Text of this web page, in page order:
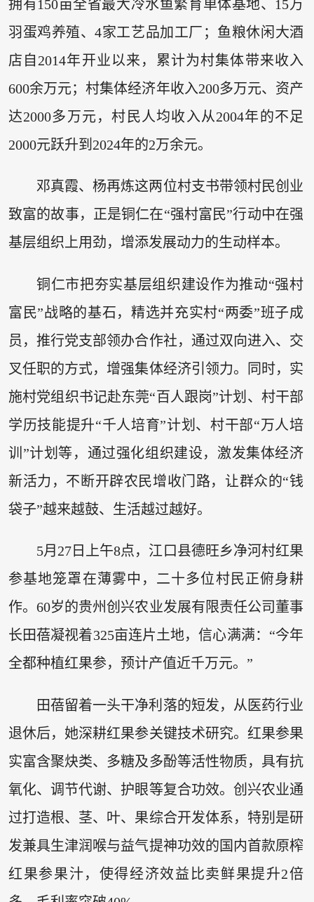
拥有150亩全省最大冷水鱼繁育单体基地、15万
羽蛋鸡养殖、4家工艺品加工厂；鱼粮休闲大酒
店自2014年开业以来，累计为村集体带来收入
600余万元；村集体经济年收入200多万元、资产
达2000多万元，村民人均收入从2004年的不足
2000元跃升到2024年的2万余元。
邓真霞、杨再炼这两位村支书带领村民创业
致富的故事，正是铜仁在“强村富民”行动中在强
基层组织上用劲，增添发展动力的生动样本。
铜仁市把夯实基层组织建设作为推动“强村
富民”战略的基石，精选并充实村“两委”班子成
员，推行党支部领办合作社，通过双向进入、交
叉任职的方式，增强集体经济引领力。同时，实
施村党组织书记赴东莞“百人跟岗”计划、村干部
学历技能提升“千人培育”计划、村干部“万人培
训”计划等，通过强化组织建设，激发集体经济
新活力，不断开辟农民增收门路，让群众的“钱
袋子”越来越鼓、生活越过越好。
5月27日上午8点，江口县德旺乡净河村红果
参基地笼罩在薄雾中，二十多位村民正俯身耕
作。60岁的贵州创兴农业发展有限责任公司董事
长田蓓凝视着325亩连片土地，信心满满：“今年
全都种植红果参，预计产值近千万元。”
田蓓留着一头干净利落的短发，从医药行业
退休后，她深耕红果参关键技术研究。红果参果
实富含聚炔类、多糖及多酚等活性物质，具有抗
氧化、调节代谢、护眼等复合功效。创兴农业通
过打造根、茎、叶、果综合开发体系，特别是研
发兼具生津润喉与益气提神功效的国内首款原榨
红果参果汁，使得经济效益比卖鲜果提升2倍